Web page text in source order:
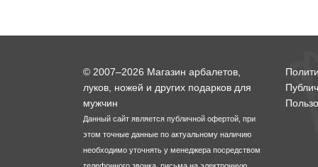
© 2007–2026 Магазин арбалетов,
луков, ножей и других подарков для
мужчин
Данный сайт является публичной офертой, при
этом точные данные по актуальному наличию
необходимо уточнять у менеджера посредством